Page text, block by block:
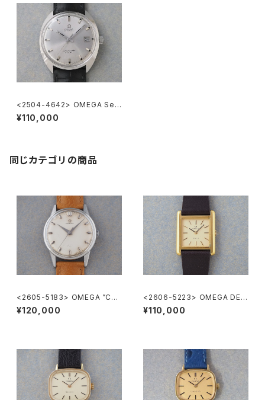
<2504-4642> OMEGA Sea
master COSMIC
¥110,000
同じカテゴリの商品
<2605-5183> OMEGA ”Cal.
285"
¥120,000
<2606-5223> OMEGA DE V
ILLE
¥110,000